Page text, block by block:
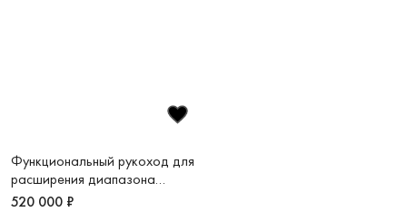
Функциональный рукоход для
расширения диапазона
тренировок Sky
520 000 ₽